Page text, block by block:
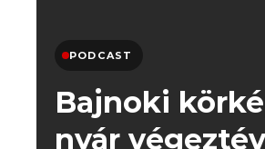
PODCAST
Bajnoki
nyár